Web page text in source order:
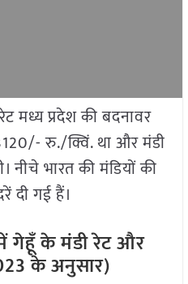
मध्य प्रदेश की बदनावर
रु./क्विं. था और मंडी
भारत की मंडियों की
दी गई हैं।
गेहूँ के मंडी रेट और
के अनुसार)